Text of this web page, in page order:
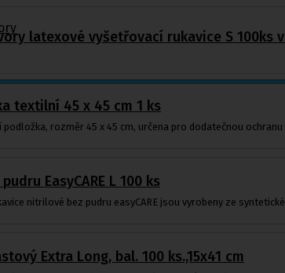
latexové vyšetřovací rukavice S 100ks
textilní 45 x 45 cm 1 ks
rozměr 45 x 45 cm, určena pro dodatečnou
EasyCARE L 100 ks
nitrilové bez pudru easyCARE jsou vyrobeny ze
Extra Long, bal. 100 ks.,15x41 cm